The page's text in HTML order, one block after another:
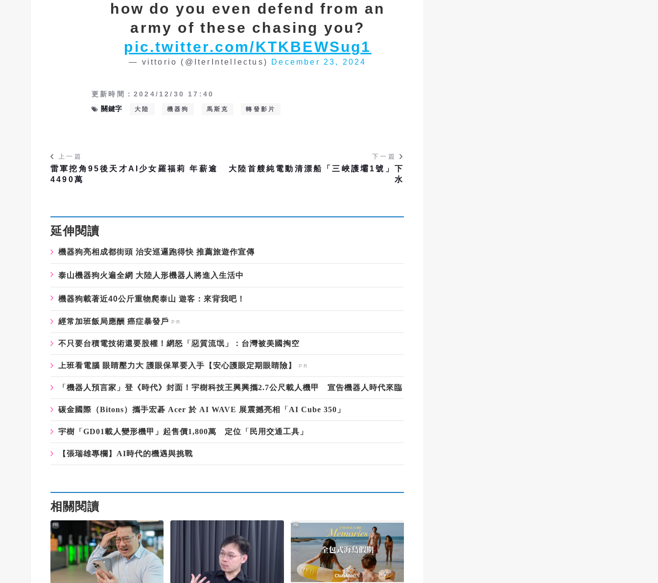
how do you even defend from an
army of these chasing you?
pic.twitter.com/KTKBEWSug1
— vittorio (@IterIntellectus) December 23, 2024
更新時間：2024/12/30 17:40
關鍵字
大陸 機器狗 馬斯克 轉發影片
上一篇
雷軍挖角95後天才AI少女羅福莉 年薪逾
4490萬
下一篇
大陸首艘純電動清漂船「三峽護壩1號」下
水
延伸閱讀
機器狗亮相成都街頭 治安巡邏跑得快 推薦旅遊作宣傳
泰山機器狗火遍全網 大陸人形機器人將進入生活中
機器狗載著近40公斤重物爬泰山 遊客：來背我吧！
經常加班飯局應酬 癌症暴發戶
不只要台積電技術還要股權！網怒「惡質流氓」：台灣被美國掏空
上班看電腦 眼睛壓力大 護眼保單要入手【安心護眼定期眼睛險】
「機器人預言家」登《時代》封面！宇樹科技王興興攜2.7公尺載人機甲 宣告機器人時代來臨
碳金國際（Bitons）攜手宏碁 Acer 於 AI WAVE 展震撼亮相「AI Cube 350」
宇樹「GD01載人變形機甲」起售價1,800萬 定位「民用交通工具」
【張瑞雄專欄】AI時代的機遇與挑戰
相關閱讀
PR PR